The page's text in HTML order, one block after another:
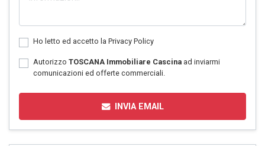
Ho letto ed accetto la Privacy Policy
Autorizzo TOSCANA Immobiliare Cascina ad inviarmi
comunicazioni ed offerte commerciali.
INVIA EMAIL